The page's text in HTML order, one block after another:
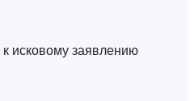
исковому заявлению